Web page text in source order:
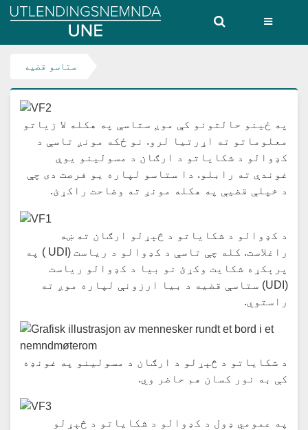
Utlendingsnemnda
ستاسو قضیه
په ځینو حالتونو کې موږ ستاسې په هکله لا زیاتو
معلوماتو ته اړرتیا لرو. نو ځکه مونږ تاسې د
کډوالو د شکایاتو د ارګان د مسولینو یوې
غوندې ته رابلو. دا ستاسو لپاره یو فرصت دی چې
د خپلې قضیې په هکله مونږ ته وضاحت راکړئ.
د کډوالو د شکایاتو د څېړلو ارګان ته ښه
راغلاست. کله چې تاسې د کډوالو د ریاست (UDI ) په
پرېکړه شکایت وکړئ نو بیا د کډوالو ریاست
(UDI) ستاسې قضیه د بیا ارزونې لپاره موږ ته
راستوي.
د شکایاتو د څېړلو د ارګان د مسولینو په غونډه
کې به نور کسان هم حاضر وي.
په عمومي ډول د کډوالو د شکایاتو د څېړلو